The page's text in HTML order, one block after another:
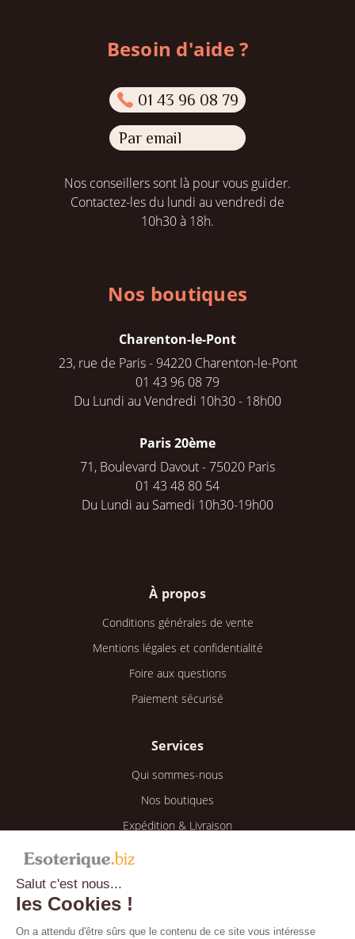
Salut c'est nous...
les Cookies !
On a attendu d'être sûrs que le contenu de ce site vous intéresse
Besoin d'aide ?
01 43 96 08 79
Par email
Nos conseillers sont là pour vous guider.
Contactez-les du lundi au vendredi de
10h30 à 18h.
Nos boutiques
Charenton-le-Pont
23, rue de Paris - 94220 Charenton-le-Pont
01 43 96 08 79
Du Lundi au Vendredi 10h30 - 18h00
Paris 20ème
71, Boulevard Davout - 75020 Paris
01 43 48 80 54
Du Lundi au Samedi 10h30-19h00
À propos
Conditions générales de vente
Mentions légales et confidentialité
Foire aux questions
Paiement sécurisé
Services
Qui sommes-nous
Nos boutiques
Expédition & Livraison
Retour & Remboursement
Mon compte